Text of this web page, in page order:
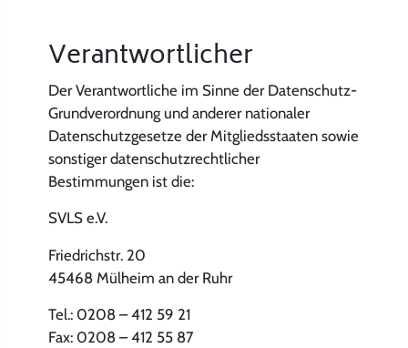
Verantwortlicher
Der Verantwortliche im Sinne der Datenschutz-
Grundverordnung und anderer nationaler
Datenschutzgesetze der Mitgliedsstaaten sowie
sonstiger datenschutzrechtlicher
Bestimmungen ist die:
SVLS e.V.
Friedrichstr. 20
45468 Mülheim an der Ruhr
Tel.: 0208 – 412 59 21
Fax: 0208 – 412 55 87